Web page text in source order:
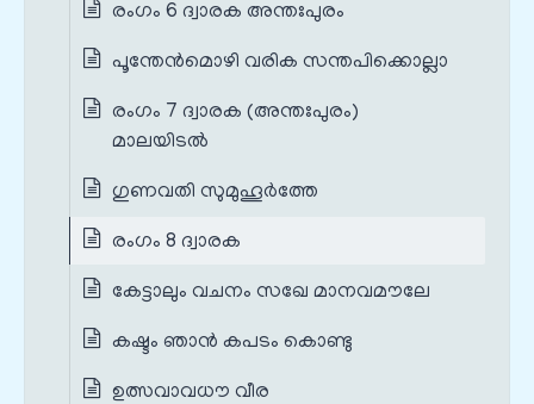
രംഗം 6 ദ്വാരക അന്തഃപുരം
പൂന്തേൻമൊഴി വരിക സന്തപിക്കൊല്ലാ
രംഗം 7 ദ്വാരക (അന്തഃപുരം)
മാലയിടൽ
ഗുണവതി സുമുഹൂർത്തേ
രംഗം 8 ദ്വാരക
കേട്ടാലും വചനം സഖേ മാനവമൗലേ
കഷ്ടം ഞാൻ കപടം കൊണ്ടു
ഉത്സവാവധൗ വീര